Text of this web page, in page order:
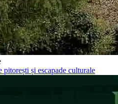
și escapade culturale